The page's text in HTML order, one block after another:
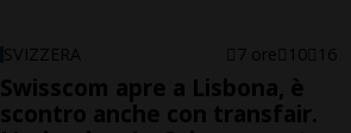
SVIZZERA 7 ore 10 16
Swisscom apre a Lisbona, è
scontro anche con transfair.